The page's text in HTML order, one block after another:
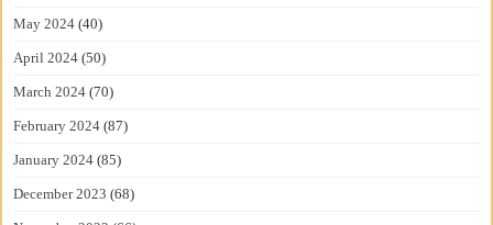
May 2024 (40)
April 2024 (50)
March 2024 (70)
February 2024 (87)
January 2024 (85)
December 2023 (68)